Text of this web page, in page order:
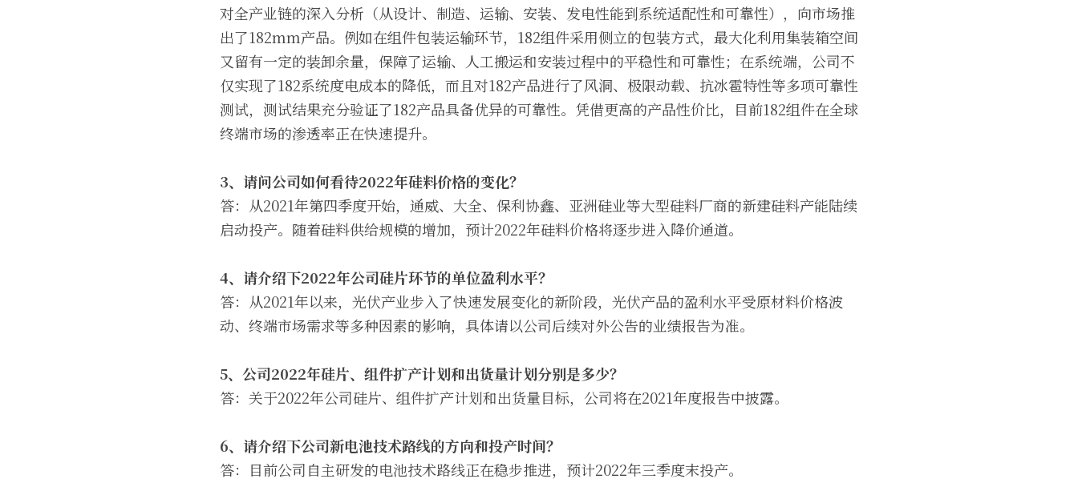
对全产业链的深入分析（从设计、制造、运输、安装、发电性能到系统适配性和可靠性），向市场推
出了182mm产品。例如在组件包装运输环节，182组件采用侧立的包装方式，最大化利用集装箱空间
又留有一定的装卸余量，保障了运输、人工搬运和安装过程中的平稳性和可靠性；在系统端，公司不
仅实现了182系统度电成本的降低，而且对182产品进行了风洞、极限动载、抗冰雹特性等多项可靠性
测试，测试结果充分验证了182产品具备优异的可靠性。凭借更高的产品性价比，目前182组件在全球
终端市场的渗透率正在快速提升。
3、请问公司如何看待2022年硅料价格的变化？
答：从2021年第四季度开始，通威、大全、保利协鑫、亚洲硅业等大型硅料厂商的新建硅料产能陆续
启动投产。随着硅料供给规模的增加，预计2022年硅料价格将逐步进入降价通道。
4、请介绍下2022年公司硅片环节的单位盈利水平？
答：从2021年以来，光伏产业步入了快速发展变化的新阶段，光伏产品的盈利水平受原材料价格波
动、终端市场需求等多种因素的影响，具体请以公司后续对外公告的业绩报告为准。
5、公司2022年硅片、组件扩产计划和出货量计划分别是多少？
答：关于2022年公司硅片、组件扩产计划和出货量目标，公司将在2021年度报告中披露。
6、请介绍下公司新电池技术路线的方向和投产时间？
答：目前公司自主研发的电池技术路线正在稳步推进，预计2022年三季度末投产。